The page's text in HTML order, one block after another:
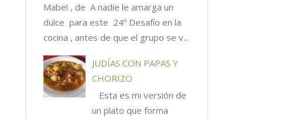
Mabel , de A nadie le amarga un
dulce para este 24º Desafío en la
cocina , antes de que el grupo se v...
JUDÍAS CON PAPAS Y
CHORIZO
Esta es mi versión de
un plato que forma